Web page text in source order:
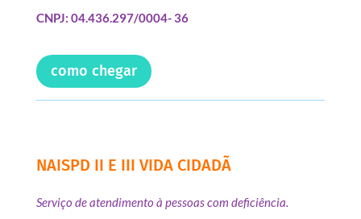
CNPJ: 04.436.297/0004- 36
como chegar
NAISPD II E III VIDA CIDADÃ
Serviço de atendimento à pessoas com deficiência.